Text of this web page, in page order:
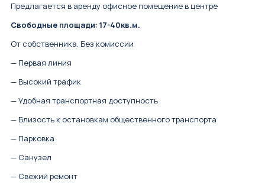
Предлагается в аренду офисное помещение в центре
Свободные площади: 17-40кв.м.
От собственника. Без комиссии
— Первая линия
— Высокий трафик
— Удобная транспортная доступность
— Близость к остановкам общественного транспорта
— Парковка
— Санузел
— Свежий ремонт